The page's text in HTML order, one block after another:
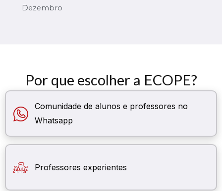
Dezembro
Por que escolher a ECOPE?
Comunidade de alunos e professores no
Whatsapp
Professores experientes